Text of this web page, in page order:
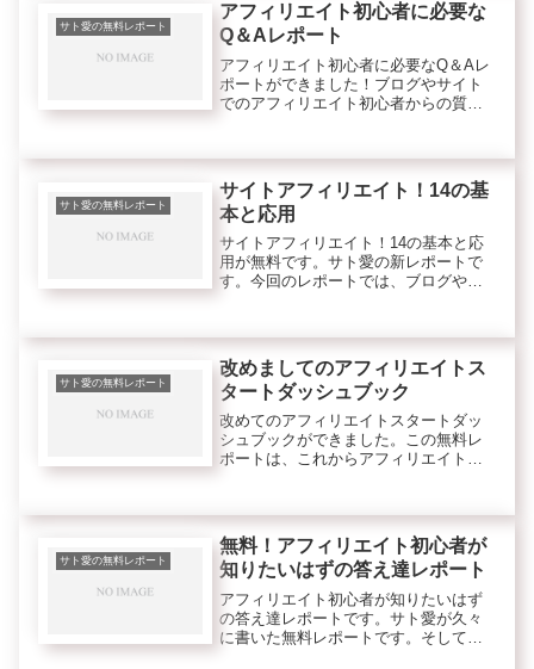
サト愛の無料レポート
アフィリエイト初心者に必要な
Q＆Aレポート
アフィリエイト初心者に必要なQ＆Aレ
ポートができました！ブログやサイト
でのアフィリエイト初心者からの質問
す。無料→
サト愛の無料レポート
サイトアフィリエイト！14の基
本と応用
サイトアフィリエイト！14の基本と応
用が無料です。サト愛の新レポートで
す。今回のレポートでは、ブログやサ
いています。無料→
サト愛の無料レポート
改めましてのアフィリエイトス
タートダッシュブック
改めてのアフィリエイトスタートダッ
シュブックができました。この無料レ
ポートは、これからアフィリエイトを
スタートダッシュ方法などです。
サト愛の無料レポート
無料！アフィリエイト初心者が
知りたいはずの答え達レポート
アフィリエイト初心者が知りたいはず
の答え達レポートです。サト愛が久々
に書いた無料レポートです。そしてな